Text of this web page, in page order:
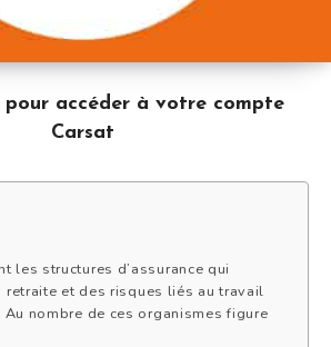
pour accéder à votre compte
Carsat
les structures d’assurance qui
retraite et des risques liés au travail
nombre de ces organismes figure